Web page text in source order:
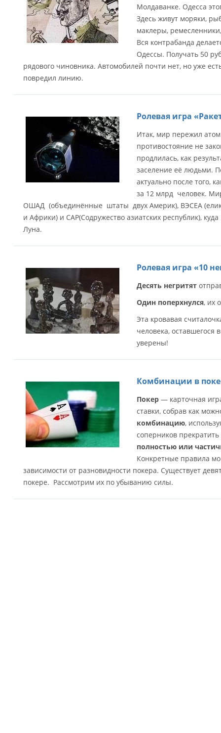
Молдаванке. Одесса
Здесь живут моряки,
маклеры,
Вся контрабанда
Одессы. Получать 50
рядового чиновника. Автомобилей почти нет, но уже
повредил линию.
Ролевая игра
Итак, мир пережил
противостояние не
продлилась, как
заселение её людьми.
актуально после того,
за 12 млрд человек.
ОШАД (объединённые штаты двух Америк), ВЭСЕА
и Африки) и САР(Содружество азиатских республик),
Луна.
Ролевая игра «10
Десять негритят
Один поперхнулся, их
Эта кровавая
человека, оставшегося
уверены!
Комбинации в
Покер — карточная
ставки, собрав как
комбинацию,
соперников
полностью или
Конкретные правила
зависимости от разновидности покера. Существует
покере. Рассмотрим их по убыванию силы.